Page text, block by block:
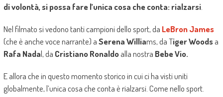
di volontà, si possa fare l’unica cosa che conta: rialzarsi.
Nel filmato si vedono tanti campioni dello sport, da LeBron James
(che è anche voce narrante) aSerena Williams, da Tiger Woodsa
Rafa Nadal, da Cristiano Ronaldoalla nostra Bebe Vio.
E allora che in questo momento storico in cui ci ha visti uniti
globalmente, l’unica cosa che conta è rialzarsi. Come nello sport.